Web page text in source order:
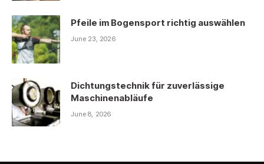
Pfeile im Bogensport richtig auswählen
June 23, 2026
Dichtungstechnik für zuverlässige
Maschinenabläufe
June 8, 2026